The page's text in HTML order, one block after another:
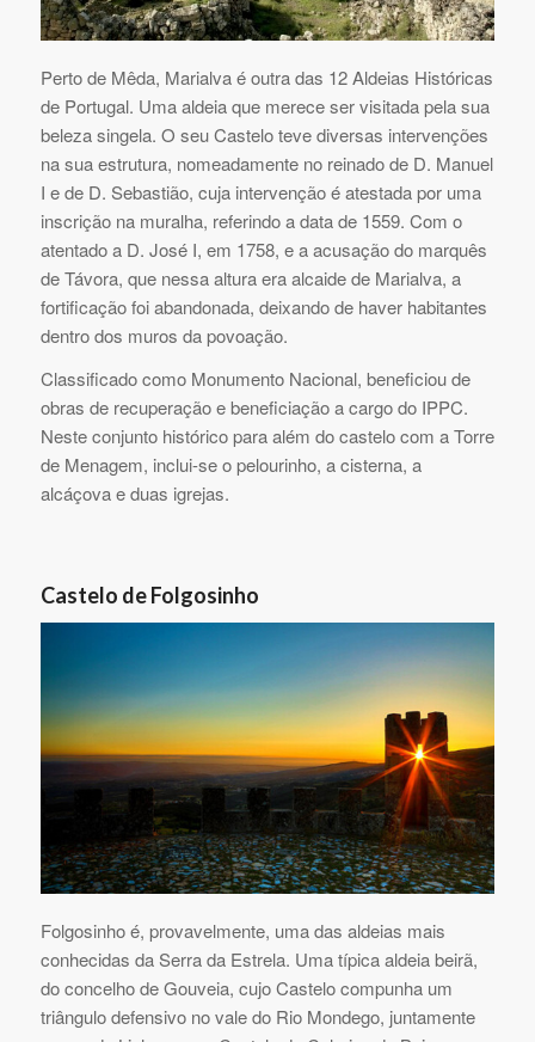
Perto de Mêda, Marialva é outra das 12 Aldeias Históricas
de Portugal. Uma aldeia que merece ser visitada pela sua
beleza singela. O seu Castelo teve diversas intervenções
na sua estrutura, nomeadamente no reinado de D. Manuel
I e de D. Sebastião, cuja intervenção é atestada por uma
inscrição na muralha, referindo a data de 1559. Com o
atentado a D. José I, em 1758, e a acusação do marquês
de Távora, que nessa altura era alcaide de Marialva, a
fortificação foi abandonada, deixando de haver habitantes
dentro dos muros da povoação.
Classificado como Monumento Nacional, beneficiou de
obras de recuperação e beneficiação a cargo do IPPC.
Neste conjunto histórico para além do castelo com a Torre
de Menagem, inclui-se o pelourinho, a cisterna, a
alcáçova e duas igrejas.
Castelo de Folgosinho
Folgosinho é, provavelmente, uma das aldeias mais
conhecidas da Serra da Estrela. Uma típica aldeia beirã,
do concelho de Gouveia, cujo Castelo compunha um
triângulo defensivo no vale do Rio Mondego, juntamente